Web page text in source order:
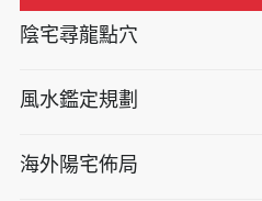
陰宅尋龍點穴
風水鑑定規劃
海外陽宅佈局